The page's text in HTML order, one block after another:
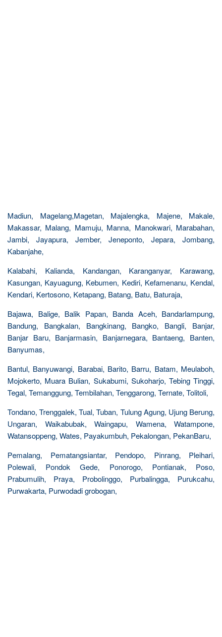
Madiun, Magelang,Magetan, Majalengka, Majene, Makale,
Makassar, Malang, Mamuju, Manna, Manokwari, Marabahan,
Jambi, Jayapura, Jember, Jeneponto, Jepara, Jombang,
Kabanjahe,
Kalabahi, Kalianda, Kandangan, Karanganyar, Karawang,
Kasungan, Kayuagung, Kebumen, Kediri, Kefamenanu, Kendal,
Kendari, Kertosono, Ketapang, Batang, Batu, Baturaja,
Bajawa, Balige, Balik Papan, Banda Aceh, Bandarlampung,
Bandung, Bangkalan, Bangkinang, Bangko, Bangli, Banjar,
Banjar Baru, Banjarmasin, Banjarnegara, Bantaeng, Banten,
Banyumas,
Bantul, Banyuwangi, Barabai, Barito, Barru, Batam, Meulaboh,
Mojokerto, Muara Bulian, Sukabumi, Sukoharjo, Tebing Tinggi,
Tegal, Temanggung, Tembilahan, Tenggarong, Ternate, Tolitoli,
Tondano, Trenggalek, Tual, Tuban, Tulung Agung, Ujung Berung,
Ungaran, Waikabubak, Waingapu, Wamena, Watampone,
Watansoppeng, Wates, Payakumbuh, Pekalongan, PekanBaru,
Pemalang, Pematangsiantar, Pendopo, Pinrang, Pleihari,
Polewali, Pondok Gede, Ponorogo, Pontianak, Poso,
Prabumulih, Praya, Probolinggo, Purbalingga, Purukcahu,
Purwakarta, Purwodadi grobogan,